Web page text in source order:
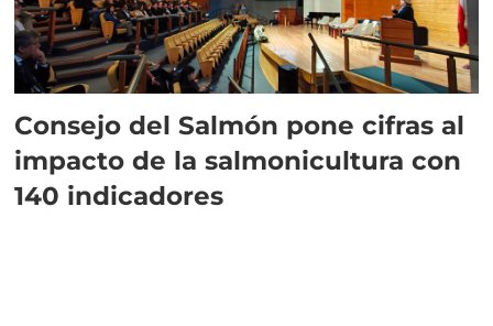
Consejo del Salmón pone cifras al
impacto de la salmonicultura con
140 indicadores